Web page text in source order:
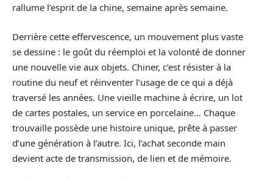
rallume l’esprit de la chine, semaine après semaine.
Derrière cette effervescence, un mouvement plus vaste
se dessine : le goût du réemploi et la volonté de donner
une nouvelle vie aux objets. Chiner, c’est résister à la
routine du neuf et réinventer l’usage de ce qui a déjà
traversé les années. Une vieille machine à écrire, un lot
de cartes postales, un service en porcelaine… Chaque
trouvaille possède une histoire unique, prête à passer
d’une génération à l’autre. Ici, l’achat seconde main
devient acte de transmission, de lien et de mémoire.